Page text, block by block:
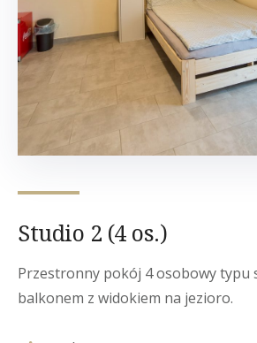
Studio 2 (4 os.)
Przestronny pokój 4 osobowy typu
balkonem z widokiem na jezioro.